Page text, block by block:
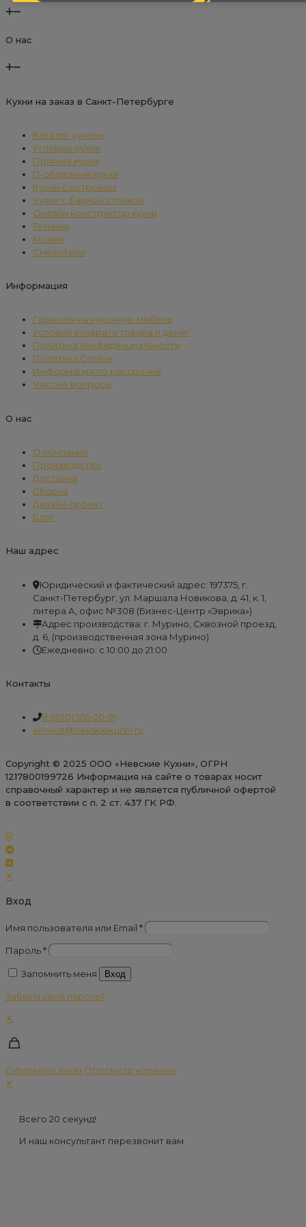
О нас
Кухни на заказ в Санкт-Петербурге
Каталог кухонь
Угловые кухни
Прямые кухни
П-образные кухни
Кухни с островом
Кухни с барной стойкой
Онлайн конструктор кухни
Техника
Мойки
Смесители
Информация
Гарантия на кухонную мебель
Условия возврата товара и денег
Политика конфиденциальности
Политика Cookie
Информация по рассрочке
Частые вопросы
О нас
О компании
Производство
Доставка
Сборка
Дизайн-проект
Блог
Наш адрес
Юридический и фактический адрес: 197375, г.
Санкт-Петербург, ул. Маршала Новикова, д. 41, к. 1,
литера А, офис №308 (Бизнес-Центр «Эврика»)
Адрес производства: г. Мурино, Сквозной проезд,
д. 6, (производственная зона Мурино)
Ежедневно: с 10:00 до 21:00
Контакты
8 (800) 555-20-91
service@nevskiekuhni.ru
Copyright © 2025 ООО «Невские Кухни», ОГРН
1217800199726 Информация на сайте о товарах носит
справочный характер и не является публичной офертой
в соответствии с п. 2 ст. 437 ГК РФ.
✕
Вход
Имя пользователя или Email *
Пароль*
Запомнить меня Вход
Забыли свой пароль?
✕
Оформить заказ Просмотр корзины
✕
Всего 20 секунд!
И наш консультант перезвонит вам